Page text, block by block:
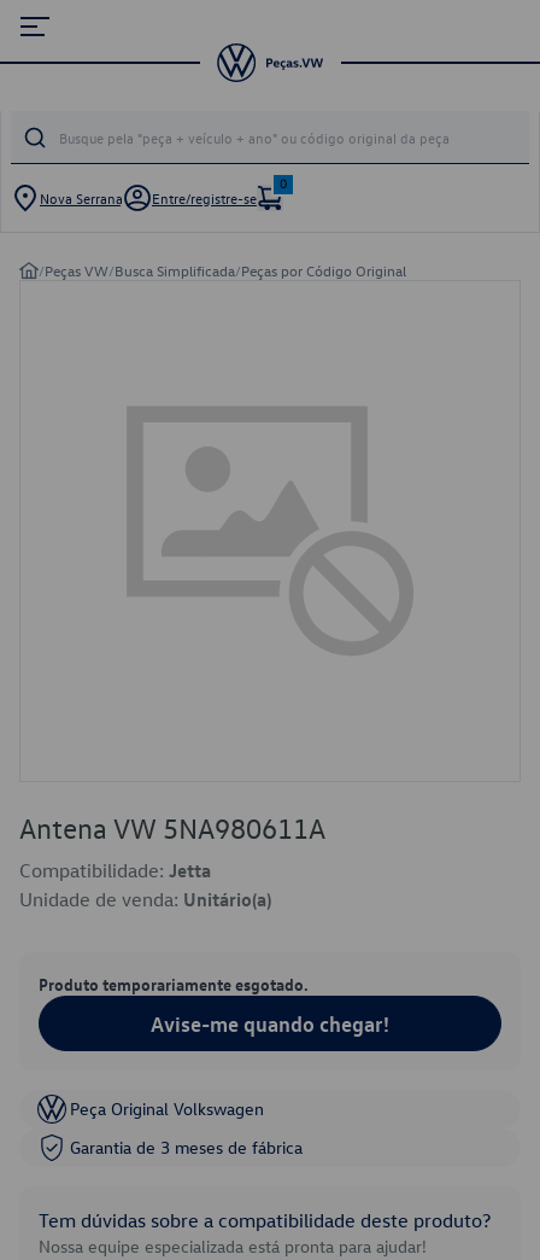
Nova Serrana Entre/registre-se
0
/Peças VW/Busca Simplificada/Peças por Código Original
Antena VW 5NA980611A
Compatibilidade: Jetta
Unidade de venda: Unitário(a)
Produto temporariamente esgotado.
Avise-me quando chegar!
Peça Original Volkswagen
Garantia de 3 meses de fábrica
Tem dúvidas sobre a compatibilidade deste produto?
Nossa equipe especializada está pronta para ajudar!